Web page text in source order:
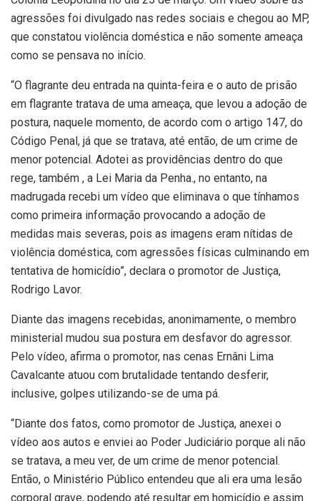
agressões foi divulgado nas redes sociais e chegou ao MP,
que constatou violência doméstica e não somente ameaça
como se pensava no início.
“O flagrante deu entrada na quinta-feira e o auto de prisão
em flagrante tratava de uma ameaça, que levou a adoção de
postura, naquele momento, de acordo com o artigo 147, do
Código Penal, já que se tratava, até então, de um crime de
menor potencial. Adotei as providências dentro do que
rege, também , a Lei Maria da Penha., no entanto, na
madrugada recebi um vídeo que eliminava o que tínhamos
como primeira informação provocando a adoção de
medidas mais severas, pois as imagens eram nítidas de
violência doméstica, com agressões físicas culminando em
tentativa de homicídio”, declara o promotor de Justiça,
Rodrigo Lavor.
Diante das imagens recebidas, anonimamente, o membro
ministerial mudou sua postura em desfavor do agressor.
Pelo vídeo, afirma o promotor, nas cenas Ernâni Lima
Cavalcante atuou com brutalidade tentando desferir,
inclusive, golpes utilizando-se de uma pá.
“Diante dos fatos, como promotor de Justiça, anexei o
vídeo aos autos e enviei ao Poder Judiciário porque ali não
se tratava, a meu ver, de um crime de menor potencial.
Então, o Ministério Público entendeu que ali era uma lesão
corporal grave, podendo até resultar em homicídio e assim